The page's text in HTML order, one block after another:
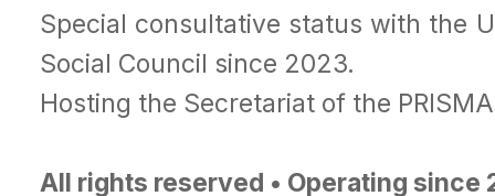
Special consultative status with the
Social Council since 2023.
Hosting the Secretariat of the
All rights reserved • Operating since